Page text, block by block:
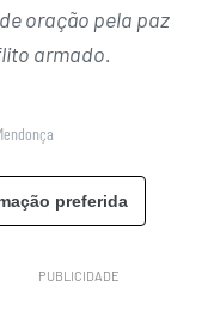
oração pela paz
armado.
preferida